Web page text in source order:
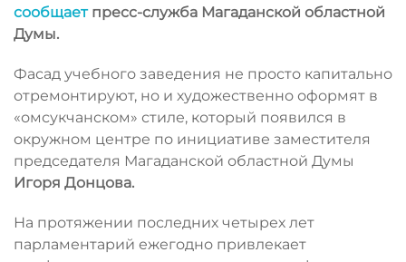
сообщает пресс-служба Магаданской областной
Думы.
Фасад учебного заведения не просто капитально
отремонтируют, но и художественно оформят в
«омсукчанском» стиле, который появился в
окружном центре по инициативе заместителя
председателя Магаданской областной Думы
Игоря Донцова.
На протяжении последних четырех лет
парламентарий ежегодно привлекает